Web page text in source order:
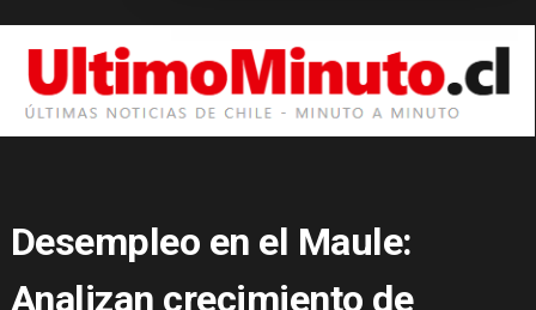
Desempleo en el Maule:
Analizan crecimiento de